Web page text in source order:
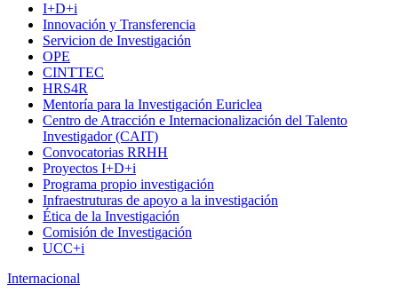
I+D+i
Innovación y Transferencia
Servicion de Investigación
OPE
CINTTEC
HRS4R
Mentoría para la Investigación Euriclea
Centro de Atracción e Internacionalización del Talento
Investigador (CAIT)
Convocatorias RRHH
Proyectos I+D+i
Programa propio investigación
Infraestruturas de apoyo a la investigación
Ética de la Investigación
Comisión de Investigación
UCC+i
Internacional